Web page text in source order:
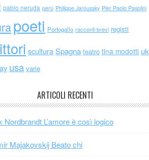
pablo neruda perù Philippe Jaroussky Pier Paolo Pasolini
poeti Portogallo racconti brevi registi
scultura Spagna teatro tina modotti uk
usa varie
ARTICOLI RECENTI
Nordbrandt L’amore è così logico
Majakovskij Beato chi